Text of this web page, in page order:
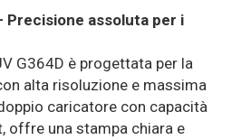
Precisione assoluta per i
G364D è progettata per la
alta risoluzione e massima
caricatore con capacità
offre una stampa chiara e